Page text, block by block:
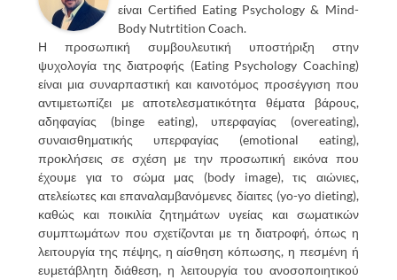
είναι Certified Eating Psychology & Mind-
Body Nutrtition Coach.
Η προσωπική συμβουλευτική υποστήριξη στην
ψυχολογία της διατροφής (Eating Psychology Coaching)
είναι μια συναρπαστική και καινοτόμος προσέγγιση που
αντιμετωπίζει με αποτελεσματικότητα θέματα βάρους,
αδηφαγίας (binge eating), υπερφαγίας (overeating),
συναισθηματικής υπερφαγίας (emotional eating),
προκλήσεις σε σχέση με την προσωπική εικόνα που
έχουμε για το σώμα μας (body image), τις αιώνιες,
ατελείωτες και επαναλαμβανόμενες δίαιτες (yo-yo dieting),
καθώς και ποικιλία ζητημάτων υγείας και σωματικών
συμπτωμάτων που σχετίζονται με τη διατροφή, όπως η
λειτουργία της πέψης, η αίσθηση κόπωσης, η πεσμένη ή
ευμετάβλητη διάθεση, η λειτουργία του ανοσοποιητικού